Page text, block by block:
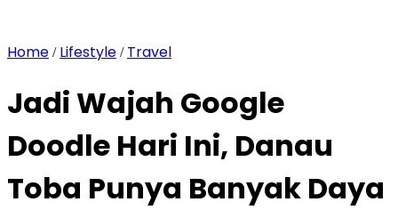
Home / Lifestyle / Travel
Jadi Wajah Google
Doodle Hari Ini, Danau
Toba Punya Banyak Daya